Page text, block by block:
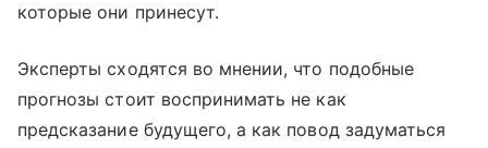
которые они принесут.
Эксперты сходятся во мнении, что подобные
прогнозы стоит воспринимать не как
предсказание будущего, а как повод задуматься